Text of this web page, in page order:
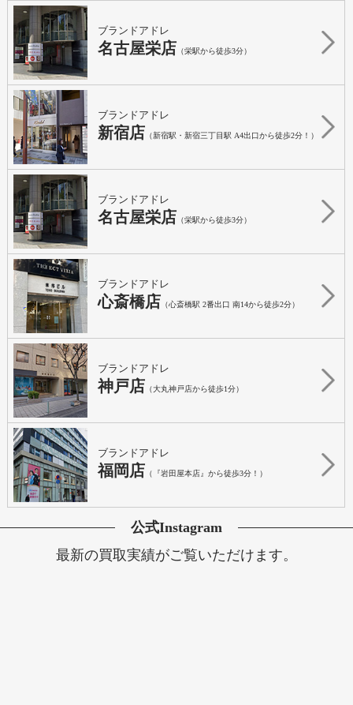
ブランドアドレ
名古屋栄店 （栄駅から徒歩3分）
ブランドアドレ
新宿店 （新宿駅・新宿三丁目駅 A4出口から徒歩2分！）
ブランドアドレ
名古屋栄店 （栄駅から徒歩3分）
ブランドアドレ
心斎橋店 （心斎橋駅 2番出口 南14から徒歩2分）
ブランドアドレ
神戸店 （大丸神戸店から徒歩1分）
ブランドアドレ
福岡店 （『岩田屋本店』から徒歩3分！）
公式Instagram
最新の買取実績がご覧いただけます。